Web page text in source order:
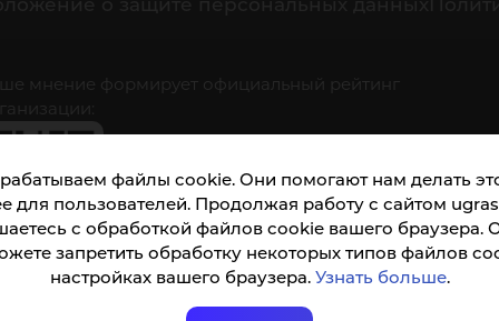
файлы cookie. Они помогают нам делать
для пользователей. Продолжая работу с сайтом
с обработкой файлов cookie вашего браузера.
запретить обработку некоторых типов файлов
настройках вашего браузера. Узнать больше.
мнение формирует официальный рейтинг
доступна по QR-коду, а так же по прямой